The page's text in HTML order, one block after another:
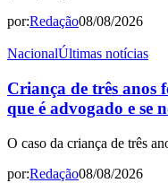
por:Redação08/08/2026
NacionalÚltimas notícias
Criança de três anos
que é advogado e se
O caso da criança de três
por:Redação08/08/2026